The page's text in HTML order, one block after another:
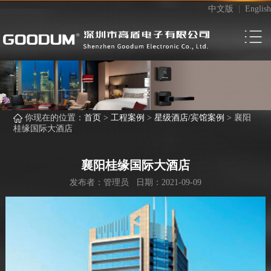
中文版 English
你现在的位置：首页 >工程案例 >星级酒店/宾馆案例 >襄阳
桂缘国际大酒店
襄阳桂缘国际大酒店
发布者：管理员 日期：2021-09-09